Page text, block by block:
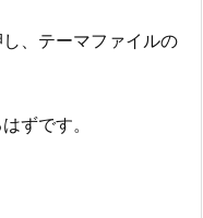
、テーマファイルの
ずです。